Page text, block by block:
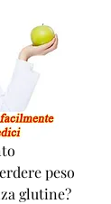
peso
glutine?